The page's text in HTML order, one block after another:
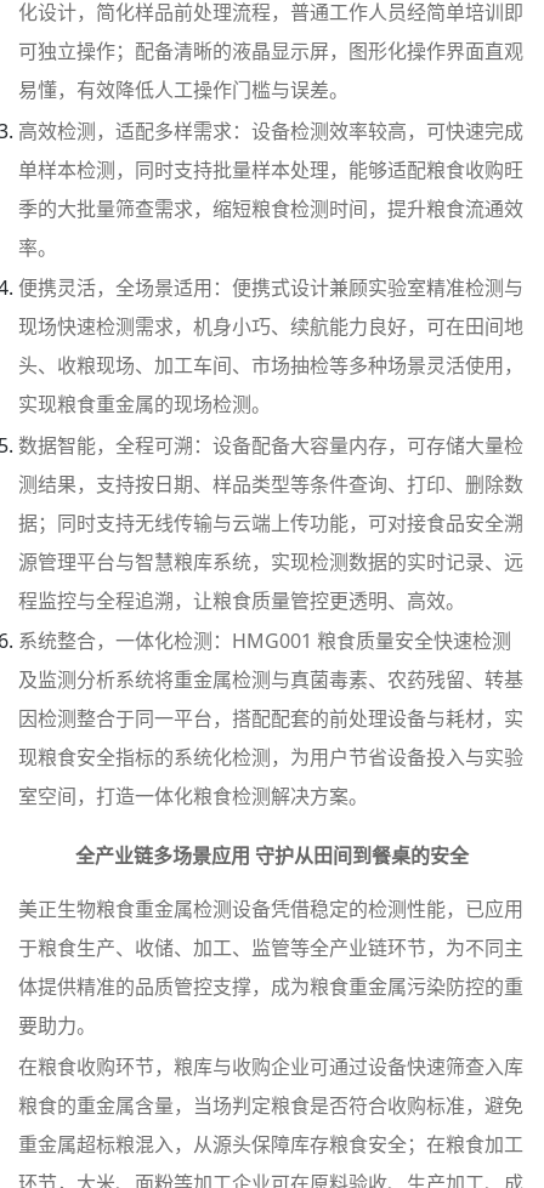
化设计，简化样品前处理流程，普通工作人员经简单培训即
可独立操作；配备清晰的液晶显示屏，图形化操作界面直观
易懂，有效降低人工操作门槛与误差。
高效检测，适配多样需求：设备检测效率较高，可快速完成
单样本检测，同时支持批量样本处理，能够适配粮食收购旺
季的大批量筛查需求，缩短粮食检测时间，提升粮食流通效
率。
便携灵活，全场景适用：便携式设计兼顾实验室精准检测与
现场快速检测需求，机身小巧、续航能力良好，可在田间地
头、收粮现场、加工车间、市场抽检等多种场景灵活使用，
实现粮食重金属的现场检测。
数据智能，全程可溯：设备配备大容量内存，可存储大量检
测结果，支持按日期、样品类型等条件查询、打印、删除数
据；同时支持无线传输与云端上传功能，可对接食品安全溯
源管理平台与智慧粮库系统，实现检测数据的实时记录、远
程监控与全程追溯，让粮食质量管控更透明、高效。
系统整合，一体化检测：HMG001 粮食质量安全快速检测
及监测分析系统将重金属检测与真菌毒素、农药残留、转基
因检测整合于同一平台，搭配配套的前处理设备与耗材，实
现粮食安全指标的系统化检测，为用户节省设备投入与实验
室空间，打造一体化粮食检测解决方案。
全产业链多场景应用 守护从田间到餐桌的安全
美正生物粮食重金属检测设备凭借稳定的检测性能，已应用
于粮食生产、收储、加工、监管等全产业链环节，为不同主
体提供精准的品质管控支撑，成为粮食重金属污染防控的重
要助力。
在粮食收购环节，粮库与收购企业可通过设备快速筛查入库
粮食的重金属含量，当场判定粮食是否符合收购标准，避免
重金属超标粮混入，从源头保障库存粮食安全；在粮食加工
环节，大米、面粉等加工企业可在原料验收、生产加工、成